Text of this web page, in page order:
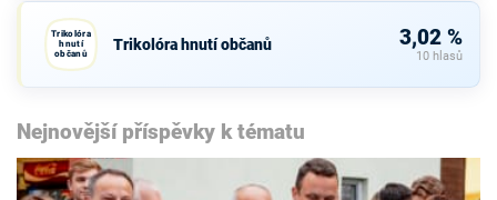
Trikolóra
hnutí
občanů
Trikolóra hnutí občanů 3,02 %
10 hlasů
Nejnovější příspěvky k tématu